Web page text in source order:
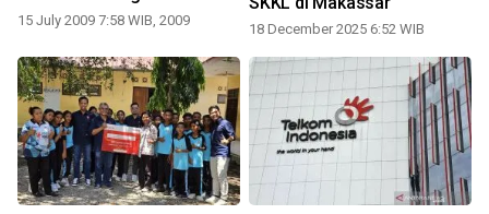
15 July 2009 7:58 WIB, 2009
18 December 2025 6:52 WIB